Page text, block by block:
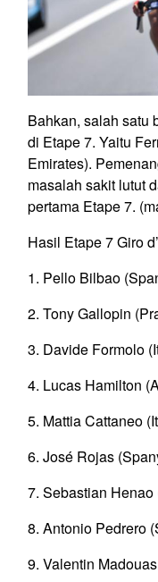
Bahkan, salah satu
di Etape 7. Yaitu
Emirates).
masalah sakit lutut
pertama Etape 7.
Hasil Etape 7 Giro
1. Pello Bilbao
2. Tony Gallopin
3. Davide Formolo
4. Lucas Hamilton
5. Mattia Cattaneo
6. José Rojas
7. Sebastian
8. Antonio Pedrero
9. Valentin